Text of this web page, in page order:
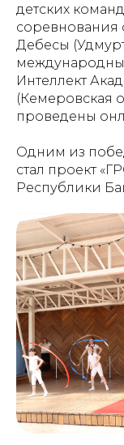
детских
соревнования
Дебесы
Интеллект
(Кемеровская
проведены
Одним из
стал проект
Республики